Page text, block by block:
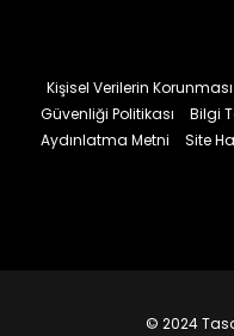
Kişisel Verilerin Korunması
Güvenliği Politikası
Bilgi
Aydınlatma Metni
Site
© 2024